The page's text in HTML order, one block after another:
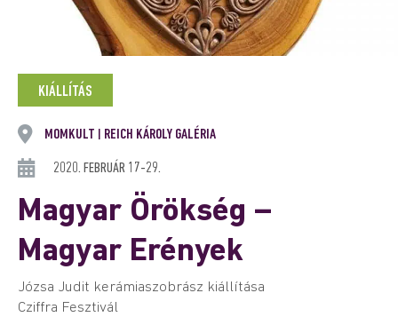
KIÁLLÍTÁS
MOMKULT REICH KÁROLY GALÉRIA
2020. FEBRUÁR 17-29.
Magyar Örökség –
Magyar Erények
Józsa Judit kerámiaszobrász kiállítása
Cziffra Fesztivál